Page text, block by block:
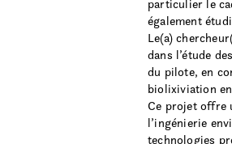
particulier le
également
Le(a)
dans l’étude
du pilote, en
biolixiviation
Ce projet offre
l’ingénierie
technologies